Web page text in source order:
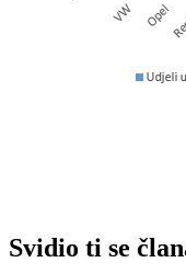
Svidio ti se